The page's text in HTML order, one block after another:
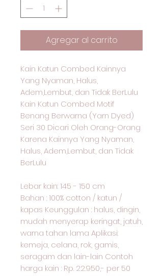
Agregar al carrito
Kain Katun Combed Kainnya
Yang Nyaman, Halus,
Adem,Lembut, dan Tidak BerLulu
Kain Katun Combed Motif
Benang Berwarna (Yarn Dyed)
Seri 30 Dicari Oleh Orang-Orang
Karena Kainnya Yang Nyaman,
Halus, Adem,Lembut, dan Tidak
BerLulu
Lebar kain: 145 - 150 cm
Bahan : 100% cotton / katun /
kapas Keunggulan : halus, dingin,
mudah menyerap keringat, jatuh,
warna tahan lama Aplikasi:
kemeja, celana, rok, gamis,
seragam dan lain-lain Contoh
harga kain : Rp. 22.950,- per 50